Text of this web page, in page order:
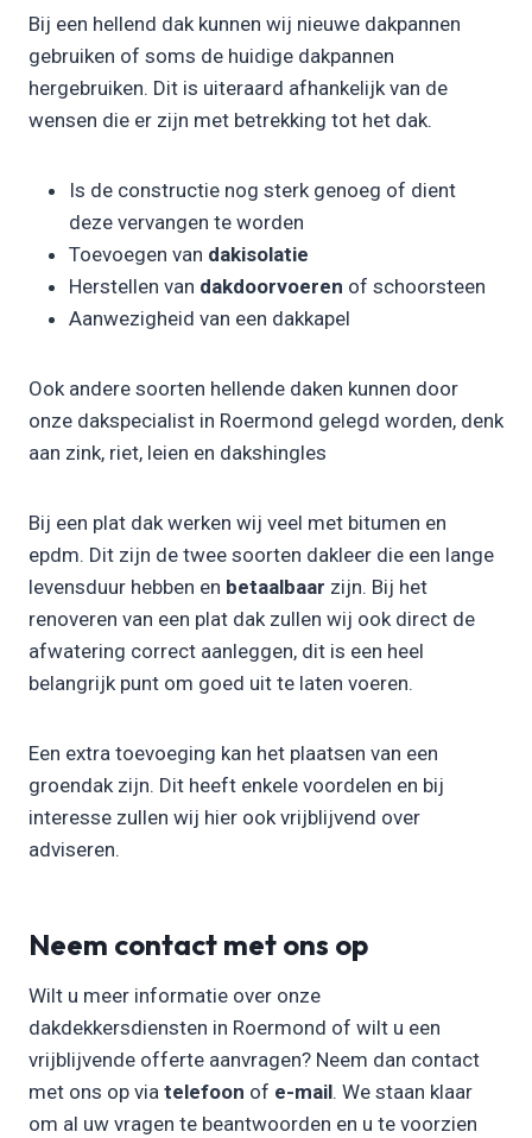
Bij een hellend dak kunnen wij nieuwe dakpannen
gebruiken of soms de huidige dakpannen
hergebruiken. Dit is uiteraard afhankelijk van de
wensen die er zijn met betrekking tot het dak.
Is de constructie nog sterk genoeg of dient
deze vervangen te worden
Toevoegen van dakisolatie
Herstellen van dakdoorvoeren of schoorsteen
Aanwezigheid van een dakkapel
Ook andere soorten hellende daken kunnen door
onze dakspecialist in Roermond gelegd worden, denk
aan zink, riet, leien en dakshingles
Bij een plat dak werken wij veel met bitumen en
epdm. Dit zijn de twee soorten dakleer die een lange
levensduur hebben en betaalbaar zijn. Bij het
renoveren van een plat dak zullen wij ook direct de
afwatering correct aanleggen, dit is een heel
belangrijk punt om goed uit te laten voeren.
Een extra toevoeging kan het plaatsen van een
groendak zijn. Dit heeft enkele voordelen en bij
interesse zullen wij hier ook vrijblijvend over
adviseren.
Neem contact met ons op
Wilt u meer informatie over onze
dakdekkersdiensten in Roermond of wilt u een
vrijblijvende offerte aanvragen? Neem dan contact
met ons op via telefoon of e-mail. We staan klaar
om al uw vragen te beantwoorden en u te voorzien